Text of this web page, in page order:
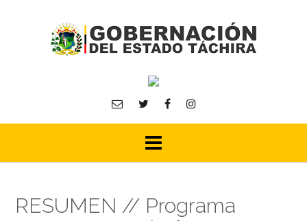
RESUMEN // Programa